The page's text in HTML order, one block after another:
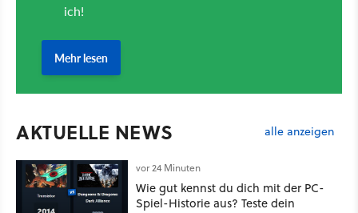
AKTUELLE NEWS alle anzeigen
vor 24 Minuten
Wie gut kennst du dich mit der PC-
Spiel-Historie aus? Teste dein